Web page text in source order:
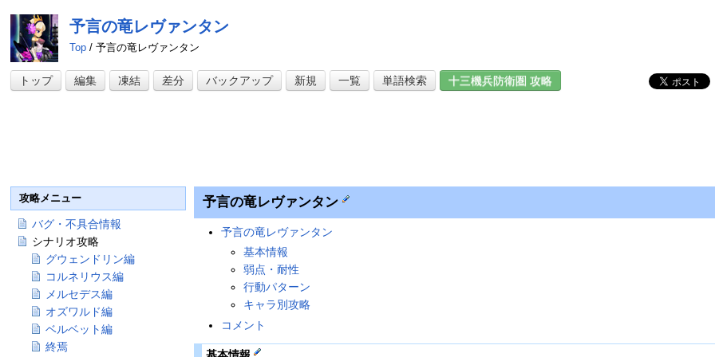
予言の竜レヴァンタン
Top / 予言の竜レヴァンタン
トップ 編集 凍結 差分 バックアップ 新規 一覧 単語検索 十三機兵防衛圏 攻略
予言の竜レヴァンタン
予言の竜レヴァンタン
基本情報
弱点・耐性
行動パターン
キャラ別攻略
コメント
基本情報
攻略メニュー
バグ・不具合情報
シナリオ攻略
グウェンドリン編
コルネリウス編
メルセデス編
オズワルド編
ベルベット編
終焉